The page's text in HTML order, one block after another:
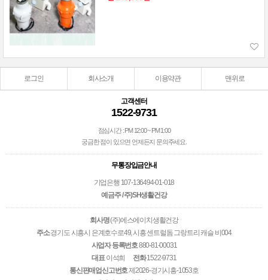
로그인 회사소개 이용약관 맨위로
고객센터
1522-9731
점심시간 : PM 12:00 ~ PM 1:00
궁금한 점이 있으면 언제든지 문의주세요.
무통장입금안내
기업은행 107-136494-01-018
예금주 / 주)SH생활건강
회사명(주)에스에이치생활건강
주소경기도 시흥시 은계호수로49, 시흥 센트럴돔 그랑트리 캐슬 비004
사업자 등록번호880-81-00031
대표이석희 전화1522-9731
통신판매업신고번호제2026-경기시흥-1053호